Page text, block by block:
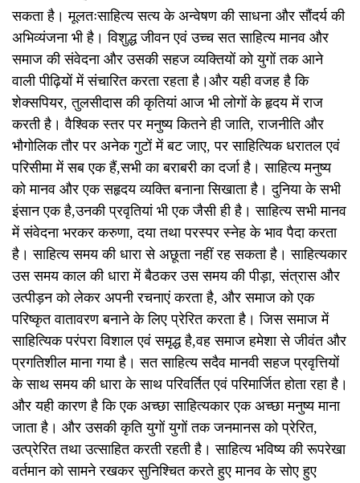
सकता है। मूलतःसाहित्य सत्य के अन्वेषण की साधना और सौंदर्य की
अभिव्यंजना भी है। विशुद्ध जीवन एवं उच्च सत साहित्य मानव और
समाज की संवेदना और उसकी सहज व्यक्तियों को युगों तक आने
वाली पीढ़ियों में संचारित करता रहता है।और यही वजह है कि
शेक्सपियर, तुलसीदास की कृतियां आज भी लोगों के हृदय में राज
करती है। वैश्विक स्तर पर मनुष्य कितने ही जाति, राजनीति और
भौगोलिक तौर पर अनेक गुटों में बट जाए, पर साहित्यिक धरातल एवं
परिसीमा में सब एक हैं,सभी का बराबरी का दर्जा है। साहित्य मनुष्य
को मानव और एक सहृदय व्यक्ति बनाना सिखाता है। दुनिया के सभी
इंसान एक है,उनकी प्रवृतियां भी एक जैसी ही है। साहित्य सभी मानव
में संवेदना भरकर करुणा, दया तथा परस्पर स्नेह के भाव पैदा करता
है। साहित्य समय की धारा से अछूता नहीं रह सकता है। साहित्यकार
उस समय काल की धारा में बैठकर उस समय की पीड़ा, संत्रास और
उत्पीड़न को लेकर अपनी रचनाएं करता है, और समाज को एक
परिष्कृत वातावरण बनाने के लिए प्रेरित करता है। जिस समाज में
साहित्यिक परंपरा विशाल एवं समृद्ध है,वह समाज हमेशा से जीवंत और
प्रगतिशील माना गया है। सत साहित्य सदैव मानवी सहज प्रवृत्तियों
के साथ समय की धारा के साथ परिवर्तित एवं परिमार्जित होता रहा है।
और यही कारण है कि एक अच्छा साहित्यकार एक अच्छा मनुष्य माना
जाता है। और उसकी कृति युगों युगों तक जनमानस को प्रेरित,
उत्प्रेरित तथा उत्साहित करती रहती है। साहित्य भविष्य की रूपरेखा
वर्तमान को सामने रखकर सुनिश्चित करते हुए मानव के सोए हुए